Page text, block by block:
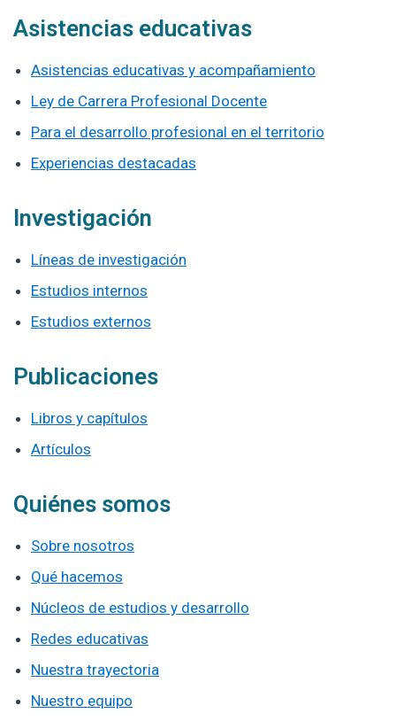
Asistencias educativas
Asistencias educativas y acompañamiento
Ley de Carrera Profesional Docente
Para el desarrollo profesional en el territorio
Experiencias destacadas
Investigación
Líneas de investigación
Estudios internos
Estudios externos
Publicaciones
Libros y capítulos
Artículos
Quiénes somos
Sobre nosotros
Qué hacemos
Núcleos de estudios y desarrollo
Redes educativas
Nuestra trayectoria
Nuestro equipo